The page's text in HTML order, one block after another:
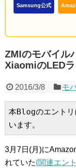
Samsung公式
ZMIのモバイル
XiaomiのLED
2016/3/8 モ
本Blogのエントリ
います。
3月7日(月)に
れていた(関連エン